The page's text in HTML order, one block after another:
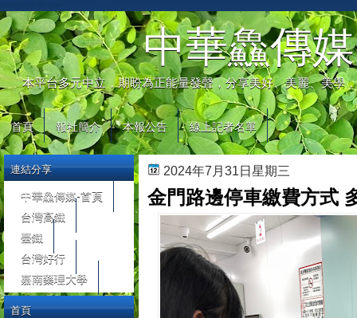
中華鱻傳媒
本平台多元中立，期盼為正能量發聲，分享美好、美麗、美學
首頁 報社簡介 本報公告 線上記者名單
2024年7月31日星期三
金門路邊停車繳費方式
連結分享
中華鱻傳媒-首頁
台灣高鐵
臺鐵
台灣好行
嘉南藥理大學
首頁